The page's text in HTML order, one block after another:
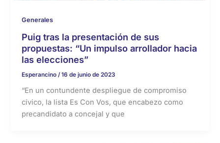
Generales
Puig tras la presentación de sus
propuestas: “Un impulso arrollador hacia
las elecciones”
Esperancino /16 de junio de 2023
“En un contundente despliegue de compromiso
cívico, la lista Es Con Vos, que encabezo como
precandidato a concejal y que